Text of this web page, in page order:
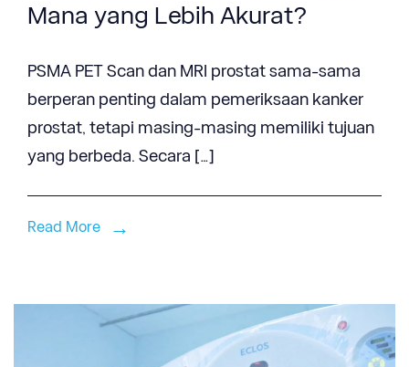
Mana yang Lebih Akurat?
PSMA PET Scan dan MRI prostat sama-sama
berperan penting dalam pemeriksaan kanker
prostat, tetapi masing-masing memiliki tujuan
yang berbeda. Secara […]
Read More